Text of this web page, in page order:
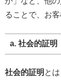
ることで、お
a. 社会的証明
社会的証明 と